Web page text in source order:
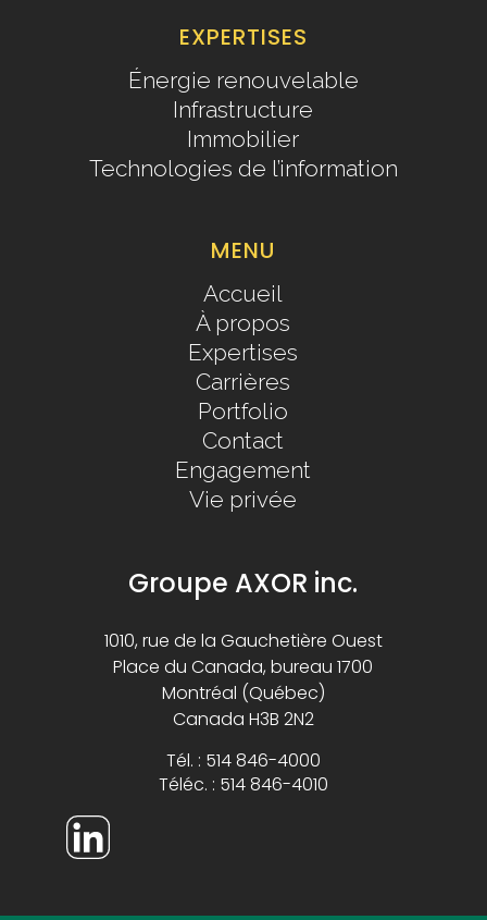
EXPERTISES
Énergie renouvelable
Infrastructure
Immobilier
Technologies de l’information
MENU
Accueil
À propos
Expertises
Carrières
Portfolio
Contact
Engagement
Vie privée
Groupe AXOR inc.
1010, rue de la Gauchetière Ouest
Place du Canada, bureau 1700
Montréal (Québec)
Canada H3B 2N2
Tél. : 514 846-4000
Téléc. : 514 846-4010